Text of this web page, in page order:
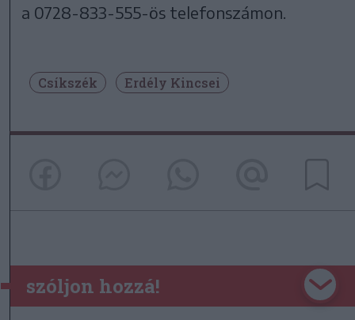
a 0728-833-555-ös telefonszámon.
Csíkszék Erdély Kincsei
szóljon hozzá!